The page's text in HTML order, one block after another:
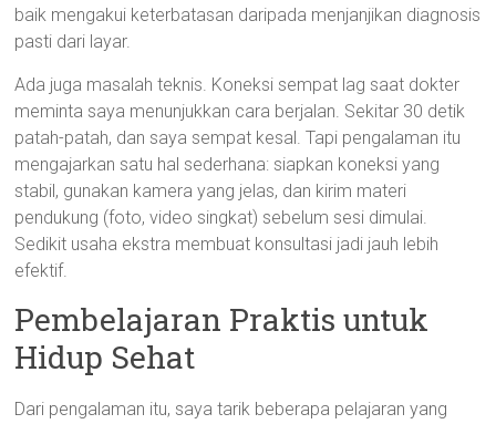
baik mengakui keterbatasan daripada menjanjikan diagnosis
pasti dari layar.
Ada juga masalah teknis. Koneksi sempat lag saat dokter
meminta saya menunjukkan cara berjalan. Sekitar 30 detik
patah-patah, dan saya sempat kesal. Tapi pengalaman itu
mengajarkan satu hal sederhana: siapkan koneksi yang
stabil, gunakan kamera yang jelas, dan kirim materi
pendukung (foto, video singkat) sebelum sesi dimulai.
Sedikit usaha ekstra membuat konsultasi jadi jauh lebih
efektif.
Pembelajaran Praktis untuk
Hidup Sehat
Dari pengalaman itu, saya tarik beberapa pelajaran yang